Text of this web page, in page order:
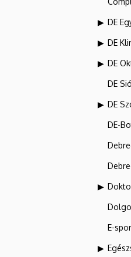
DE
DE
DE
DE
DE
DE-
E-